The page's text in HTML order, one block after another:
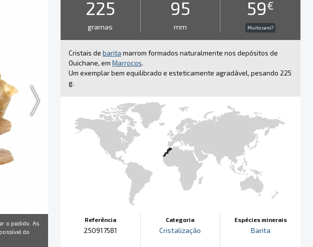
o pedido. As
do
225
gramas
95
mm
59€
Muito caro?
Cristais de barita marrom formados naturalmente nos depósitos de
Ouichane, em Marrocos.
Um exemplar bem equilibrado e esteticamente agradável, pesando 225
g.
Referência
250917581
Categoria
Cristalização
Espécies minerais
Barita